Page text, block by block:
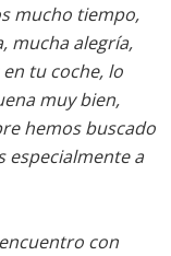
mucho tiempo,
mucha alegría,
tu coche, lo
muy bien,
hemos buscado
especialmente a
con